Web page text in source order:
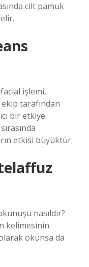
cilt pamuk
işlemi,
tarafından
bir etkiye
etkisi büyüktür.
nasıldır?
kelimesinin
okunsa da